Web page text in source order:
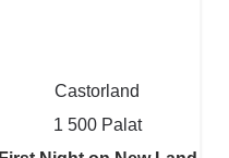
Castorland
1 500 Palat